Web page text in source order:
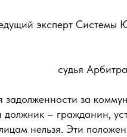
эксперт Системы
судья
за
– гражданин,
нельзя. Эти